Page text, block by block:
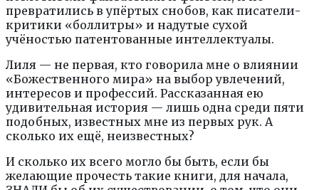
превратились в упёртых снобов, как писатели-
критики «боллитры» и надутые сухой
учёностью патентованные интеллектуалы.
Лиля — не первая, кто говорила мне о влиянии
«Божественного мира» на выбор увлечений,
интересов и профессий. Рассказанная ею
удивительная история — лишь одна среди пяти
подобных, известных мне из первых рук. А
сколько их ещё, неизвестных?
И сколько их всего могло бы быть, если бы
желающие прочесть такие книги, для начала,